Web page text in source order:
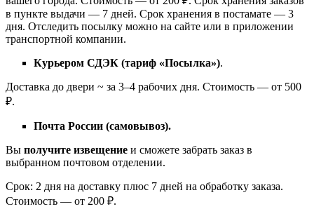
в пункте выдачи — 7 дней. Срок хранения в постамате — 3
дня. Отследить посылку можно на сайте или в приложении
транспортной компании.
Курьером СДЭК (тариф «Посылка»).
Доставка до двери ~ за 3–4 рабочих дня. Стоимость — от 500
₽.
Почта России (самовывоз).
Вы получите извещение и сможете забрать заказ в
выбранном почтовом отделении.
Срок: 2 дня на доставку плюс 7 дней на обработку заказа.
Стоимость — от 200 ₽.